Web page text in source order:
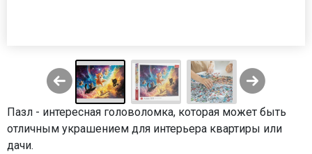
Пазл - интересная головоломка, которая может быть
отличным украшением для интерьера квартиры или
дачи.